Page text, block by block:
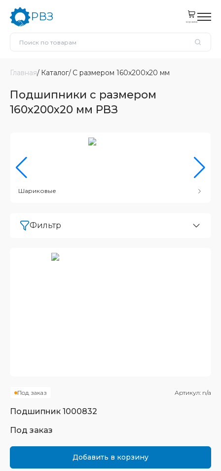
РВЗ корзина
Главная Каталог С размером 160x200x20 мм
Подшипники с размером
160x200x20 мм РВЗ
Шариковые
Фильтр
Под заказ Артикул: n/a
Подшипник 1000832
Под заказ
Добавить в корзину